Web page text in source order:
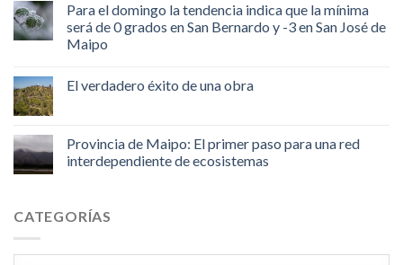
Para el domingo la tendencia indica que la mínima
será de 0 grados en San Bernardo y -3 en San José de
Maipo
El verdadero éxito de una obra
Provincia de Maipo: El primer paso para una red
interdependiente de ecosistemas
CATEGORÍAS